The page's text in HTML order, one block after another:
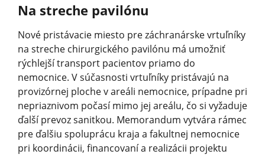
Na streche pavilónu
Nové pristávacie miesto pre záchranárske vrtuľníky
na streche chirurgického pavilónu má umožniť
rýchlejší transport pacientov priamo do
nemocnice. V súčasnosti vrtuľníky pristávajú na
provizórnej ploche v areáli nemocnice, prípadne pri
nepriaznivom počasí mimo jej areálu, čo si vyžaduje
ďalší prevoz sanitkou. Memorandum vytvára rámec
pre ďalšiu spoluprácu kraja a fakultnej nemocnice
pri koordinácii, financovaní a realizácii projektu